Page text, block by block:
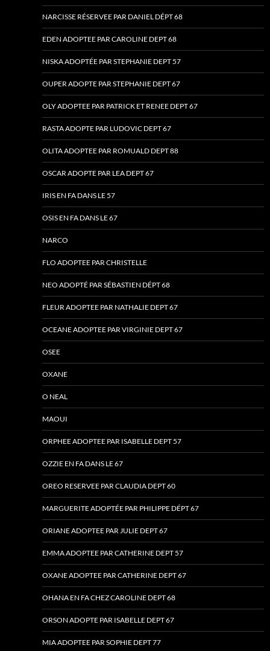
NARCISSE RÉSERVEE PAR DANIEL DÉPT 68
EDEN ADOPTEE PAR CAROLINE DEPT 68
NISKA ADOPTÉE PAR STEPHANIE DEPT 57
OUPER ADOPTE PAR STEPHANIE DEPT 67
OLY ADOPTEE PAR PATRICK ET RENEE DEPT 67
RASTA ADOPTE PAR LUDOVIC DEPT 67
OLITA ADOPTEE PAR ROMUALD DEPT 88
OSCAR ADOPTE PAR LEA DEPT 67
IRIS EN FA DANS LE 57
OSIS EN FA DANS LE 67
NARCO
FLO ADOPTEE PAR CHRISTELLE
NEO ADOPTÉ PAR SÉBASTIEN DÉPT 68
FLEUR ADOPTEE PAR NATHALIE DEPT 67
OCEANE ADOPTEE PAR VIRGINIE DEPT 67
OSEE
OXANE
O NEAL
MAOUI
ORPHEE ADOPTEE PAR ISABELLE DEPT 57
OZZIE EN FA DANS LE 67
OREO RESERVEE PAR CLAUDIA DEPT 60
MARGUERITE ADOPTÉE PAR PHILIPPE DÉPT 67
ORIANE ADOPTEE PAR JULIE DEPT 67
EMMA ADOPTEE PAR CATHERINE DEPT 57
OXANE ADOPTEE PAR CATHERINE DEPT 67
OHANA EN FA CHEZ CAROLINE DEPT 68
ORSON ADOPTE PAR ISABELLE DEPT 67
MIA ADOPTEE PAR SOPHIE DEPT 77